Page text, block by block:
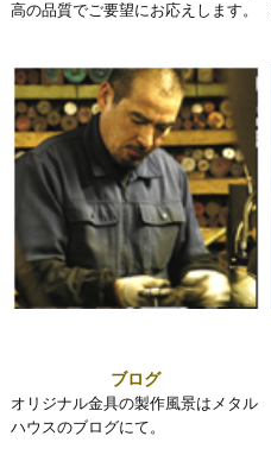
高の品質でご要望にお応えします。
ブログ
オリジナル金具の製作風景はメタル
ハウスのブログにて。